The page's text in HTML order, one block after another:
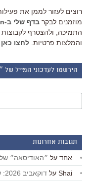
רוצים לעזור לממן את
מוזמנים לבקר בדף שלי ב-Patreon
התמיכה, ולהצטרף לקבוצות
והמלצות פרטיות. לחצו כאן
הירשמו לעדכוני המייל של
תגובות אחרונות
אחד על ״האודיסאה״ של
Shai על דוקאביב 2026: שש או שבע המלצות